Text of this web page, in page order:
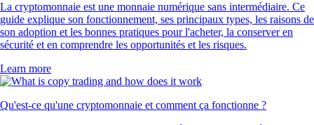
La cryptomonnaie est une monnaie numérique sans intermédiaire. Ce
guide explique son fonctionnement, ses principaux types, les raisons de
son adoption et les bonnes pratiques pour l'acheter, la conserver en
sécurité et en comprendre les opportunités et les risques.
Learn more
Qu'est-ce qu'une cryptomonnaie et comment ça fonctionne ?